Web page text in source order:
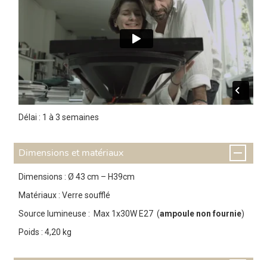
Délai : 1 à 3 semaines
Dimensions et matériaux
Dimensions : Ø 43 cm – H39cm
Matériaux : Verre soufflé
Source lumineuse : Max 1x30W E27 (ampoule non fournie)
Poids : 4,20 kg